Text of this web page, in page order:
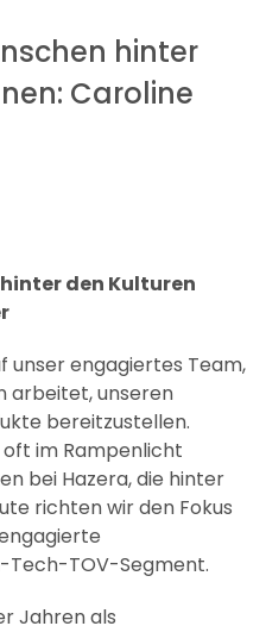
hinter
Caroline
hinter den Kulturen
unser engagiertes Team,
arbeitet, unseren
bereitzustellen.
im Rampenlicht
bei Hazera, die hinter
richten wir den Fokus
Tech-TOV-Segment.
Jahren als